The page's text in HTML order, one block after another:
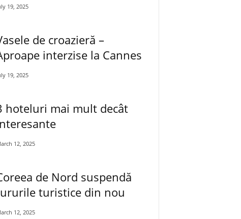
19, 2025
de croazieră –
interzise la Cannes
19, 2025
hoteluri mai mult decât
12, 2025
de Nord suspendă
turistice din nou
12, 2025